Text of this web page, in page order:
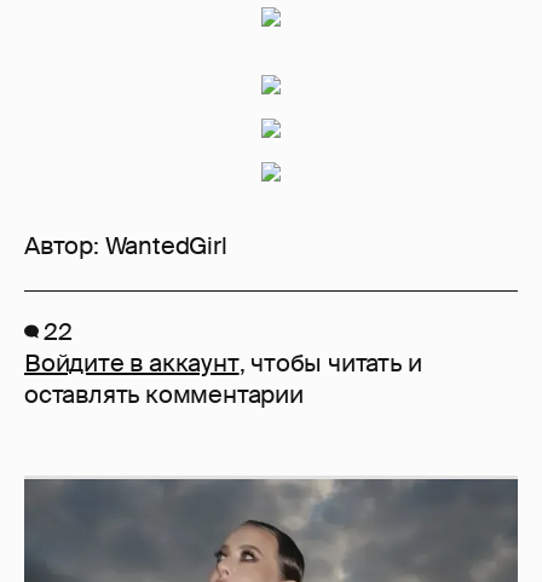
Автор: WantedGirl
22
Войдите в аккаунт, чтобы читать и
оставлять комментарии